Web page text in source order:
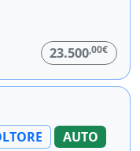
23.500,00€
AUTO